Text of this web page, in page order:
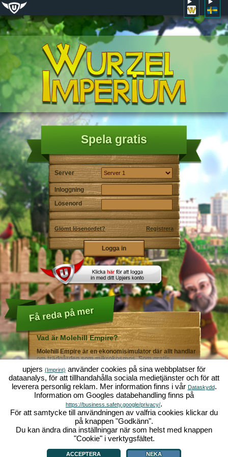
Spela gratis
Server
Inloggning
Lösenord
Glömt lösenordet? Registrera
Få reda på mer
Vad är Molehill Empire?
Molehill Empire är en ekonomisimulator där allt handlar
om trädgården som mikrokosmos. Som gratis
webbläsarspel fungerar det i din webbläsare - helt utan
ytterligare nedladdningar eller programinstallationer! I
rollen som trädgårdsmästare skapar du ditt eget gröna
paradis. Plantera! Vattna! Skörda! Du väljer mellan alla
möjliga olika grönsaker och frukter: tomater och
jordgubbar - eller kanske hellre morötter och sallad?
Gurka och broccoli? Äsch - varför inte fylla ditt
trädgårdsland med lite av varje!? Besök städerna
Grönadal och Metropola för att handla med andra
spelare. Köp nya, spännande grödor och ge livet i
örtagården en extra krydda med exklusiva
trädgårdsdekorationer. Uppfyll dina kunders önskemål
och var alltid mån om god grannsämja, så att inte din
Vad är Molehill Empire?|Bakgrund|Funktioner| Spelregler
Hantera Cookies
upjers (Imprint) använder cookies på sina webbplatser för
dataanalys, för att tillhandahålla sociala medietjänster och för att
leverera personlig reklam. Mer information finns i vår Dataskydd.
Information om Googles databehandling finns på
https://business.safety.google/privacy/.
För att samtycke till användningen av valfria cookies klickar du
på knappen "Godkänn".
Du kan ändra dina inställningar när som helst med knappen
"Cookie" i verktygsfältet.
ACCEPTERA NEKA